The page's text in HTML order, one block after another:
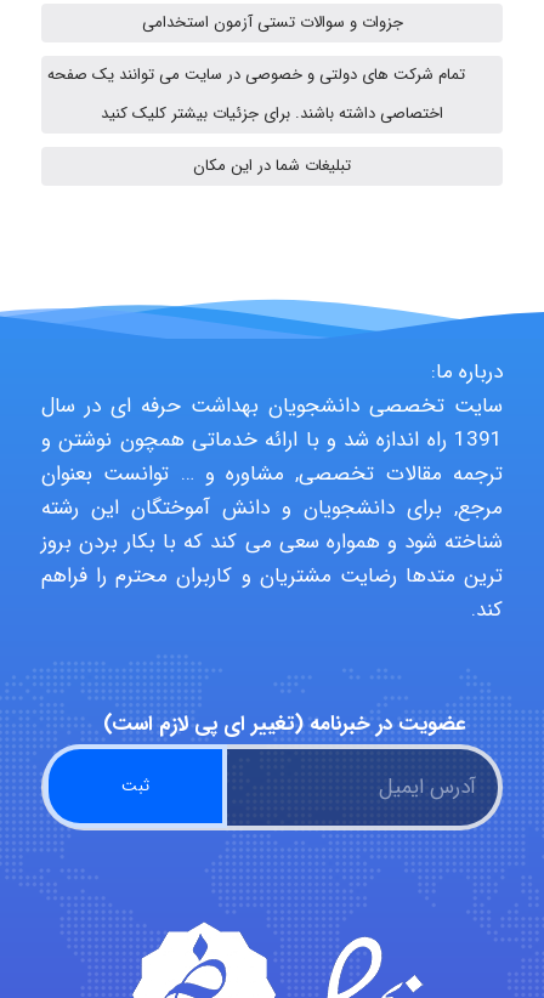
Jafar Tym
aghajari vahid
Poubakhtiari
Alirez0990
hosein abdolvand
Kati
emami
جزوات و سوالات تستی آزمون استخدامی
تمام شرکت های دولتی و خصوصی در سایت می توانند یک صفحه
اختصاصی داشته باشند. برای جزئیات بیشتر کلیک کنید
تبلیغات شما در این مکان
درباره ما:
سایت تخصصی دانشجویان بهداشت حرفه ای در سال
1391 راه اندازه شد و با ارائه خدماتی همچون نوشتن و
ترجمه مقالات تخصصی, مشاوره و … توانست بعنوان
مرجع, برای دانشجویان و دانش آموختگان این رشته
شناخته شود و همواره سعی می کند که با بکار بردن بروز
ترین متدها رضایت مشتریان و کاربران محترم را فراهم
کند.
عضویت در خبرنامه (تغییر ای پی لازم است)